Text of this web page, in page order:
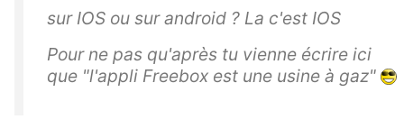
sur IOS ou sur android ? La c'est IOS
Pour ne pas qu'après tu vienne écrire ici
que "l'appli Freebox est une usine à gaz"